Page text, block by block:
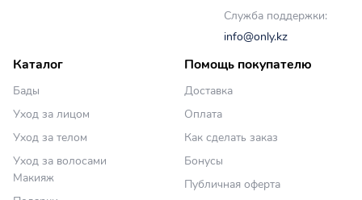
Служба поддержки:
info@only.kz
Каталог
Бады
Уход за лицом
Уход за телом
Уход за волосами
Макияж
Помощь покупателю
Доставка
Оплата
Как сделать заказ
Бонусы
Публичная оферта